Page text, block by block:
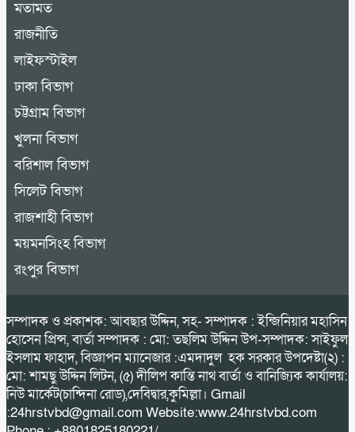
মতামত
রাজনীতি
লাইফস্টাইল
ঢাকা বিভাগ
চট্টগ্রাম বিভাগ
খুলনা বিভাগ
বরিশাল বিভাগ
সিলেট বিভাগ
রাজশাহী বিভাগ
ময়মনসিংহ বিভাগ
রংপুর বিভাগ
সম্পাদক ও প্রকাশক: আবছার উদ্দিন, সহ- সম্পাদক : ইন্জিনিয়ার মহাসিন
হোসেন প্রিন্স, বার্তা সম্পাদক : মো: তছলিম উদ্দিন উপ-সম্পাদক: সাইফুল
ইসলাম ফাহাদ, বিজ্ঞাপন ম্যানেজার :এমদাদুল হক সরকার উপদেষ্টা(২) :
মো: শামছু উদ্দিন লিটন, (৫) দীলিপ কান্তি নাথ বার্তা ও বানিজ্যিক কার্যালয়:
নিউ মার্কেট(চান্দিনা রোড),দেবিদ্বার,কুমিল্লা। Gmail
:24hrstvbd@gmail.com Website:www.24hrstvbd.com